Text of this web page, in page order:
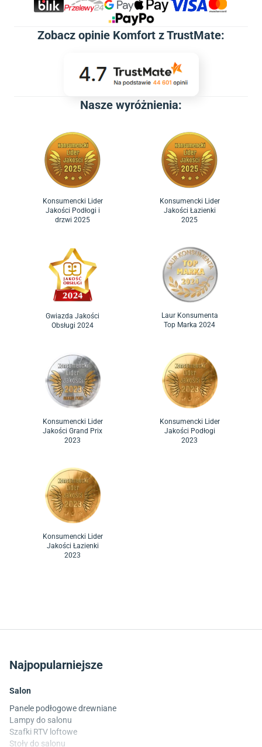
Zobacz opinie Komfort z TrustMate:
Nasze wyróżnienia:
Konsumencki Lider
Jakości Podłogi i
drzwi 2025
Konsumencki Lider
Jakości Łazienki
2025
Gwiazda Jakości
Obsługi 2024
Laur Konsumenta
Top Marka 2024
Konsumencki Lider
Jakości Grand Prix
2023
Konsumencki Lider
Jakości Podłogi
2023
Konsumencki Lider
Jakości Łazienki
2023
Najpopularniejsze
Salon
Panele podłogowe drewniane
Lampy do salonu
Szafki RTV loftowe
Stoły do salonu